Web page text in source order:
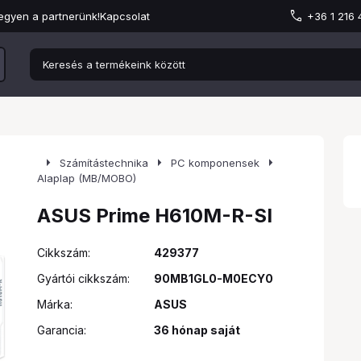
a partnerünk!Kapcsolat +36 1 216
arrow_right Számítástechnika arrow_right PC komponensek arrow_right
Alaplap (MB/MOBO)
ASUS Prime H610M-R-SI
Cikkszám:
429377
Gyártói cikkszám:
90MB1GL0-M0ECY0
Márka:
ASUS
Garancia:
36 hónap saját